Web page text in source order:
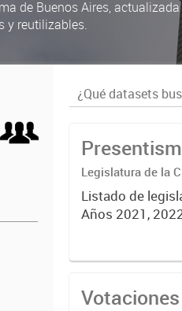
de Buenos Aires, actualizada
y reutilizables.
Legislatura de la
Listado de
Años 2021,
Votaciones